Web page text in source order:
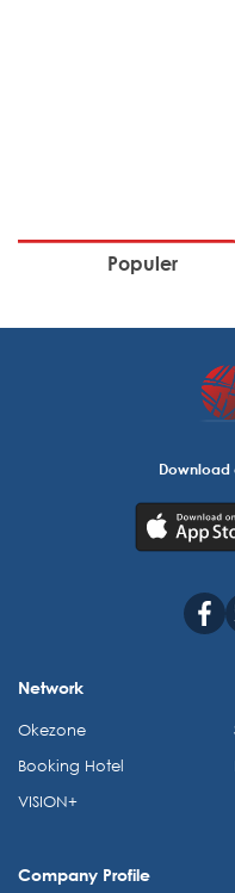
Populer
Download
Network
Okezone
Booking Hotel
VISION+
Company Profile